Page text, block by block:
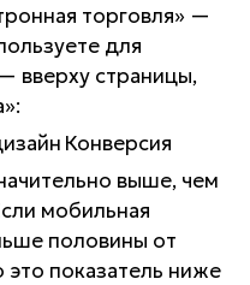
торговля» —
для
вверху страницы,
Конверсия
выше, чем
мобильная
половины от
это показатель ниже